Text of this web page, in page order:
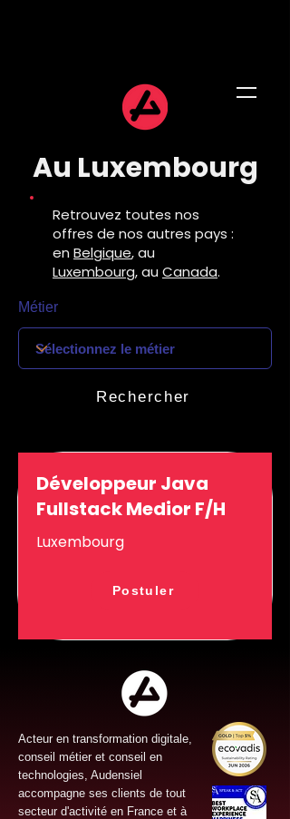
Au Luxembourg
Retrouvez toutes nos
offres de nos autres pays :
en Belgique, au
Luxembourg, au Canada.
Métier
Rechercher
Développeur Java
Fullstack Medior F/H
Luxembourg
Postuler
Acteur en transformation digitale,
conseil métier et conseil en
technologies, Audensiel
accompagne ses clients de tout
secteur d'activité en France et à